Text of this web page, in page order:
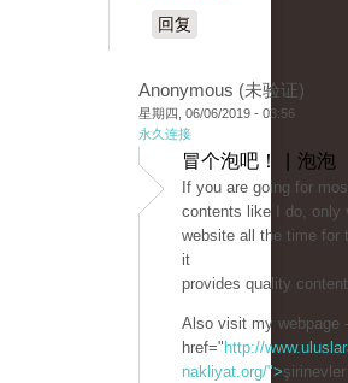
回复
Anonymous (未验证)
星期四, 06/06/2019 - 03:56
永久连接
冒个泡吧！ | 泡泡
If you are going for
contents like I do, only
website all the time for
it
provides quality
Also visit my webpage
href=" http://
nakliyat.org/">